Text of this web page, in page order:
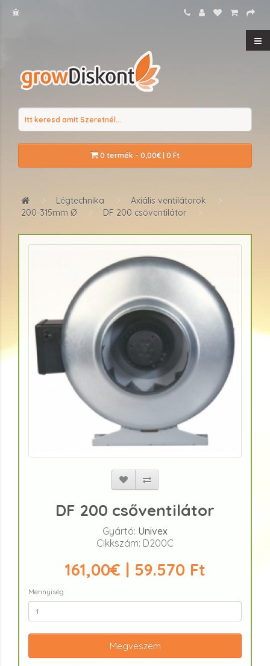
0 termék - 0,00€ | 0 Ft
Légtechnika
Axiális ventilátorok
200-315mm Ø
DF 200 csőventilátor
DF 200 csőventilátor
Gyártó: Univex
Cikkszám: D200C
161,00€ | 59.570 Ft
Mennyiség
Megveszem